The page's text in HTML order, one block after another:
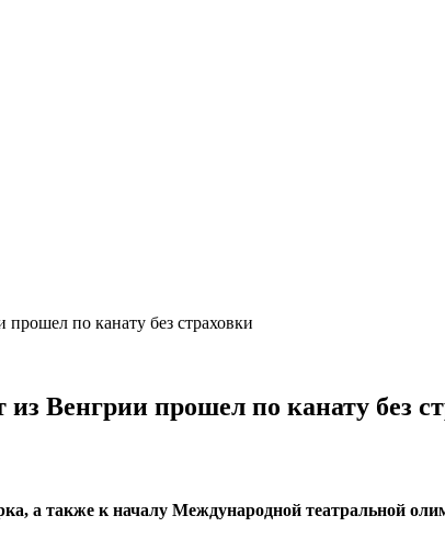
по канату без страховки
Венгрии прошел по канату без
а также к началу Международной театральной